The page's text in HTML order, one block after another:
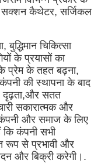
सक्शन कैथेटर, सर्जिकल
बुद्धिमान चिकित्सा
के प्रयासों का
के प्रेम के तहत बढ़ना,
की स्थापना के बाद
दृढ़ता,और सतत
सकारात्मक और
कंपनी और समाज के लिए
कंपनी सभी
रूप से प्रभावी और
और बिक्री करेगी।.